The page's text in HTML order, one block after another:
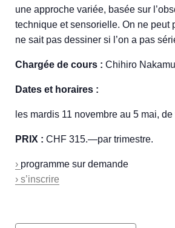
une approche variée, basée sur
technique et sensorielle. On ne peut
ne sait pas dessiner si l’on a pas
Chargée de cours : Chihiro
Dates et horaires :
les mardis 11 novembre au 5 mai,
PRIX : CHF 315.—par trimestre.
› programme sur demande
› s’inscrire